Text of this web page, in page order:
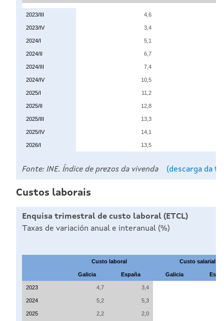
2023/III 4,6
2023/IV 3,4
2024/I 5,1
2024/II 6,7
2024/III 7,4
2024/IV 10,5
2025/I 11,2
2025/II 12,8
2025/III 13,3
2025/IV 14,1
2026/I 13,5
Fonte: INE. Índice de prezos da vivenda (descarga da
Custos laborais
Enquisa trimestral de custo laboral (ETCL)
Taxas de variación anual e interanual (%)
Custo laboral Custo salarial
Galicia España Galicia
2023 4,7 3,4
2024 5,2 5,3
2025 2,2 2,0